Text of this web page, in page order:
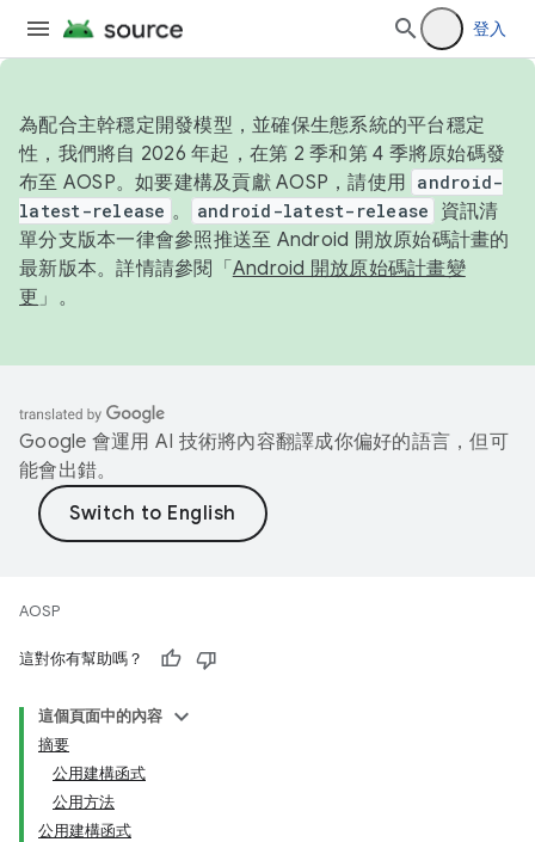
登入
為配合主幹穩定開發模型，並確保生態系統的平台穩定
性，我們將自 2026 年起，在第 2 季和第 4 季將原始碼發
布至 AOSP。如要建構及貢獻 AOSP，請使用 android-
latest-release 。 android-latest-release
資訊清
單分支版本一律會參照推送至 Android 開放原始碼計畫的
最新版本。詳情請參閱「 Android 開放原始碼計畫變
更 」。
Google 會運用 AI 技術將內容翻譯成你偏好的語言，但可
能會出錯。
AOSP
這對你有幫助嗎？
這個頁面中的內容
摘要
公用建構函式
公用方法
公用建構函式